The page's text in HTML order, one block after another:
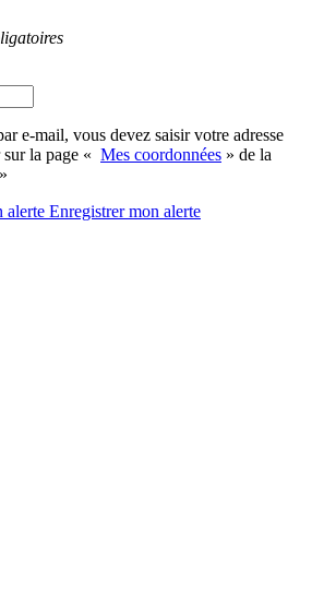
e-mail, vous devez saisir votre adresse
la page « Mes coordonnées » de la
alerte Enregistrermon alerte